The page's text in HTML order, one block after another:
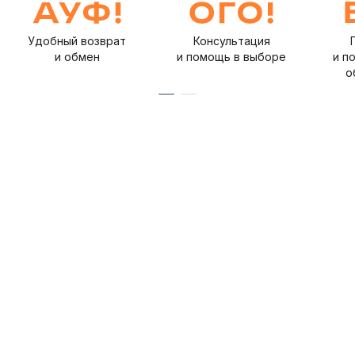
Удобный возврат
и обмен
Консультация
и помощь в выборе
и